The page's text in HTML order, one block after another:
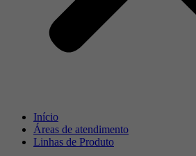
Início
Áreas de atendimento
Linhas de Produto